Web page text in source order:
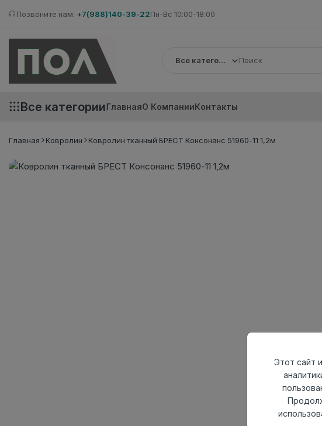
Позвоните нам: +7(988)140-39-22Пн-Вс 10:00-18:00
Все категории
Все категорииГлавнаяО КомпанииКонтакты
Главная Ковролин Ковролин тканный БРЕСТ Консонанс 51960-11 1,2м
Этот сайт